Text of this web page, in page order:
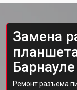
Замена
Барнауле
Ремонт разъема